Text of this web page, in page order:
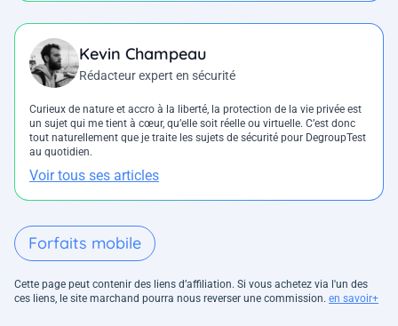
Kevin Champeau
Rédacteur expert en sécurité
Curieux de nature et accro à la liberté, la protection de la vie privée est
un sujet qui me tient à cœur, qu’elle soit réelle ou virtuelle. C’est donc
tout naturellement que je traite les sujets de sécurité pour DegroupTest
au quotidien.
Voir tous ses articles
Forfaits mobile
Cette page peut contenir des liens d’affiliation. Si vous achetez via l'un des
ces liens, le site marchand pourra nous reverser une commission. en savoir+